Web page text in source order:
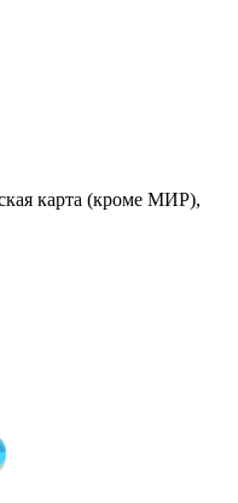
карта (кроме МИР),